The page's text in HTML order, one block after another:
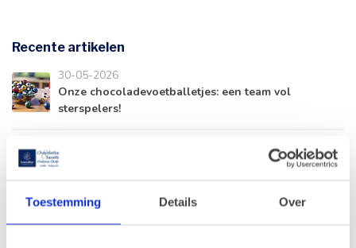
Toestemming Details Over
Recente artikelen
30-05-2026
Onze chocoladevoetballetjes: een team vol
sterspelers!